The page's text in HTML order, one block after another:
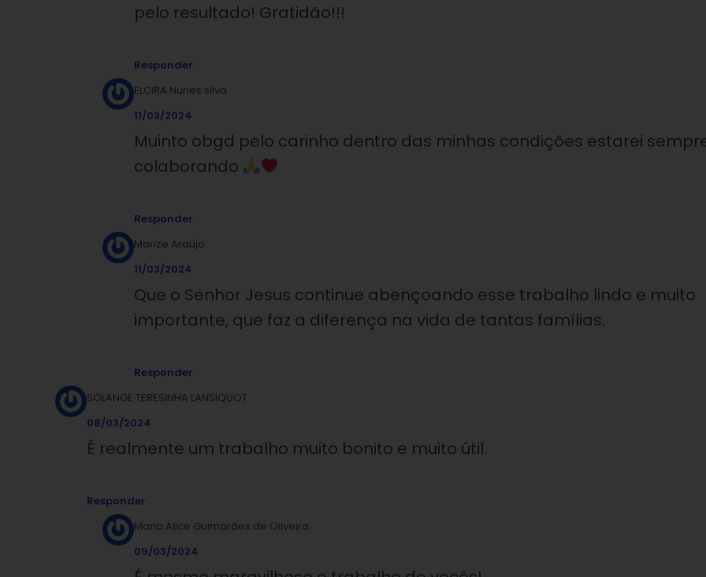
pelo resultado! Gratidão!!!
Responder
ELCIRA Nunes silva
11/03/2024
Muinto obgd pelo carinho dentro das minhas condições estarei
colaborando
Responder
Marize Araújo
11/03/2024
Que o Senhor Jesus continue abençoando esse trabalho lindo e muito
importante, que faz a diferença na vida de tantas famílias.
Responder
SOLANGE TERESINHA LANSIQUOT
08/03/2024
É realmente um trabalho muito bonito e muito útil.
Responder
Maria Alice Guimarães de Oliveira
09/03/2024